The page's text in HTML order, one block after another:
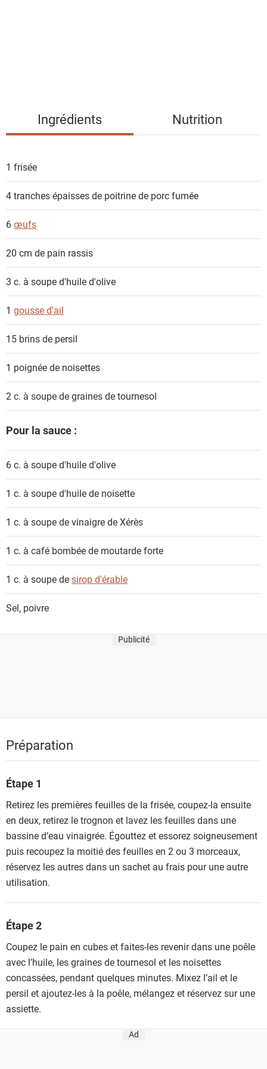
t
Ingrédients Nutrition
1 frisée
4 tranches épaisses de poitrine de porc fumée
6œufs
20 cm de pain rassis
3 c. à souped'huile d'olive
1 gousse d'ail
15 brins de persil
1 poignée de noisettes
2 c. à soupe degraines de tournesol
Pour la sauce :
6 c. à souped'huile d'olive
1 c. à souped'huile de noisette
1 c. à soupe devinaigre de Xérès
1 c. à café bombée de moutarde forte
1 c. à soupe desirop d'érable
Sel, poivre
Publicité
Préparation
Étape 1
Retirez les premières feuilles de la frisée, coupez-la ensuite
en deux, retirez le trognon et lavez les feuilles dans une
bassine d’eau vinaigrée. Égouttez et essorez soigneusement
puis recoupez la moitié des feuilles en 2 ou 3 morceaux,
réservez les autres dans un sachet au frais pour une autre
utilisation.
Étape 2
Coupez le pain en cubes et faites-les revenir dans une poêle
avec l’huile, les graines de tournesol et les noisettes
concassées, pendant quelques minutes. Mixez l’ail et le
persil et ajoutez-les à la poêle, mélangez et réservez sur une
assiette.
Ad